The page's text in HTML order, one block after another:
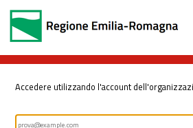
Accedere utilizzando l'account